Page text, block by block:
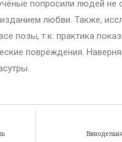
попросили людей не
любви. Также,
позы, т.к. практика
повреждения.